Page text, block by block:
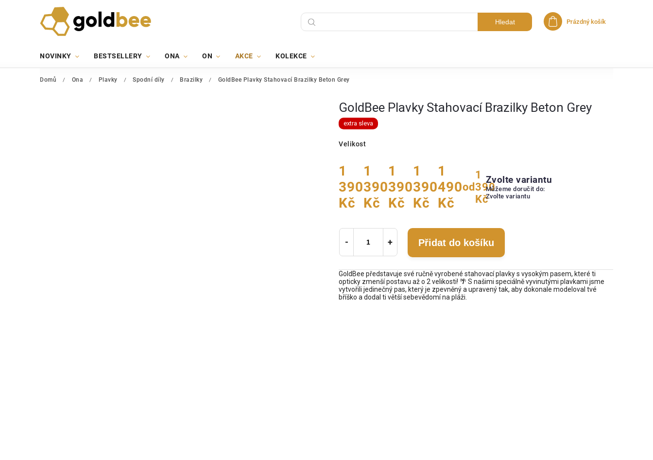
Hledat Nákupní košík
Prázdný košík
NOVINKY BESTSELLERY ONA ON AKCE KOLEKCE
Domů / Ona / Plavky / Spodní díly / Brazilky / GoldBee Plavky Stahovací Brazilky Beton Grey
GoldBee Plavky Stahovací Brazilky Beton Grey
extra sleva
Velikost
1
390
Kč
1
390
Kč
1
390
Kč
1
390
Kč
1
490
Kč
od
1
390
Kč
Zvolte variantu
Můžeme doručit do:
Zvolte variantu
Přidat do košíku
GoldBee představuje své ručně vyrobené stahovací plavky s vysokým pasem, které ti
opticky zmenší postavu až o 2 velikosti! 🌴 S našimi speciálně vyvinutými plavkami jsme
vytvořili jedinečný pas, který je zpevněný a upravený tak, aby dokonale modeloval tvé
bříško a dodal ti větší sebevědomí na pláži.